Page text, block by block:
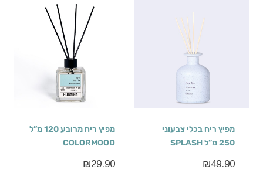
מפיץ ריח בכלי צבעוני
250 מ”ל SPLASH
₪49.90
מפיץ ריח מרובע 120 מ”ל
COLORMOOD
₪29.90